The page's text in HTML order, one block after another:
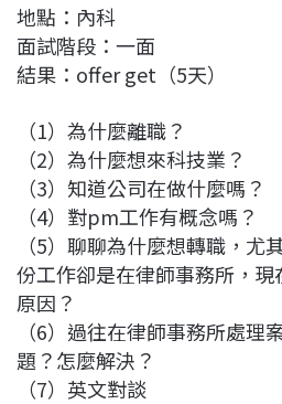
地點：內科
面試階段：一面
結果：offer get（5天）
（1）為什麼離職？
（2）為什麼想來科技業？
（3）知道公司在做什麼嗎？
（4）對pm工作有概念嗎？
（5）聊聊為什麼想轉職，尤
份工作卻是在律師事務所，
原因？
（6）過往在律師事務所處理
題？怎麼解決？
（7）英文對談